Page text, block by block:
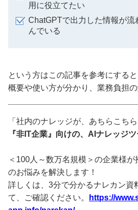
用に役立てたい
ChatGPTで出力した情報が流
んでいる
という方はこの記事を参考にする
概要や使い方が分かり、業務負担
「社内のナレッジが、あちらこち
『非IT企業』向けの、AIナレッジツ
＜100人～数万名規模＞の企業様
のお悩みを解決します！
詳しくは、3分で分かるナレカン資
て、ご確認ください。
https://